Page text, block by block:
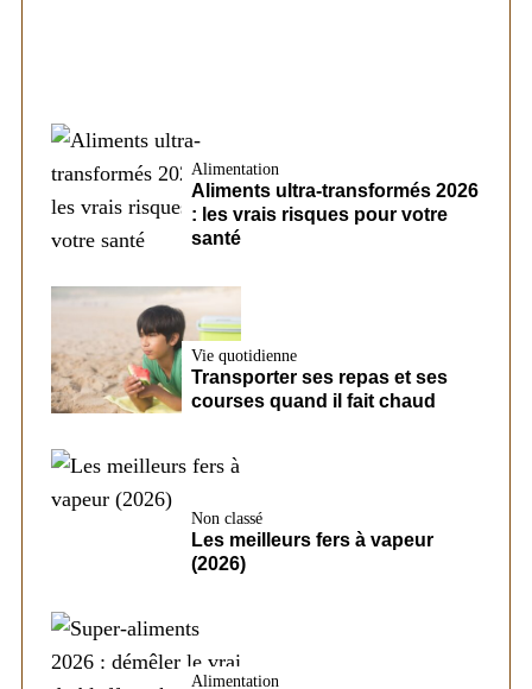
Alimentation
Aliments ultra-transformés 2026
: les vrais risques pour votre
santé
Vie quotidienne
Transporter ses repas et ses
courses quand il fait chaud
Non classé
Les meilleurs fers à vapeur
(2026)
Alimentation